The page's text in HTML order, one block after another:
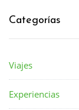
Categorías
Viajes
Experiencias